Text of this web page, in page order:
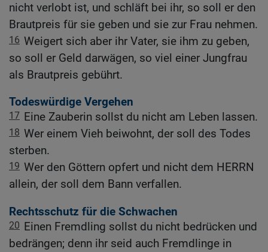
nicht verlobt ist, und schläft bei ihr, so soll er den
Brautpreis für sie geben und sie zur Frau nehmen.
16 Weigert sich aber ihr Vater, sie ihm zu geben,
so soll er Geld darwägen, so viel einer Jungfrau
als Brautpreis gebührt.
Todeswürdige Vergehen
17 Eine Zauberin sollst du nicht am Leben lassen.
18 Wer einem Vieh beiwohnt, der soll des Todes
sterben.
19 Wer den Göttern opfert und nicht dem HERRN
allein, der soll dem Bann verfallen.
Rechtsschutz für die Schwachen
20 Einen Fremdling sollst du nicht bedrücken und
bedrängen; denn ihr seid auch Fremdlinge in